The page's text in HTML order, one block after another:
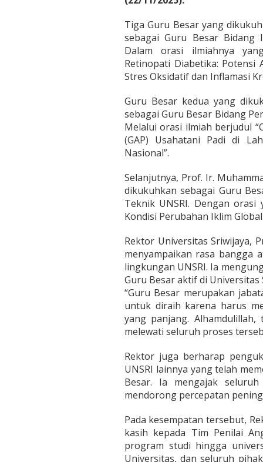
k
Tiga Guru Besar yang
sebagai Guru Besar Bidang
Dalam orasi ilmiahnya
Retinopati Diabetika: Potensi
Stres Oksidatif dan Inflamasi
Guru Besar kedua yang
sebagai Guru Besar Bidang
Melalui orasi ilmiah berjudul
(GAP) Usahatani Padi di
Nasional”.
Selanjutnya, Prof. Ir.
dikukuhkan sebagai Guru
Teknik UNSRI. Dengan orasi
Kondisi Perubahan Iklim
Rektor Universitas Sriwijaya,
menyampaikan rasa bangga
lingkungan UNSRI. Ia
Guru Besar aktif di Universitas
“Guru Besar merupakan
untuk diraih karena harus
yang panjang.
melewati seluruh proses
Rektor juga berharap
UNSRI lainnya yang telah
Besar. Ia mengajak
mendorong percepatan
Pada kesempatan tersebut,
kasih kepada Tim Penilai
program studi hingga
Universitas, dan seluruh